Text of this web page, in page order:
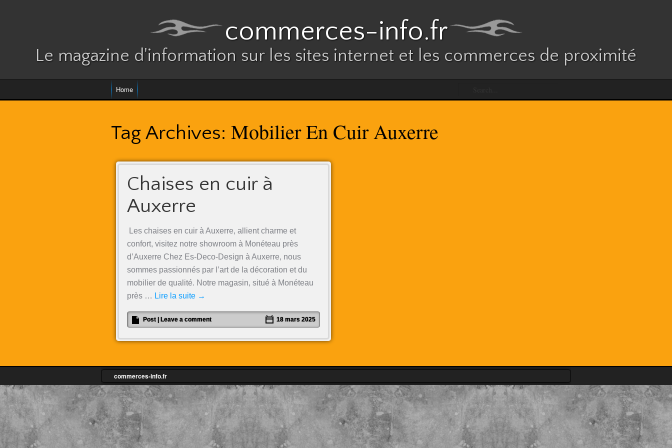
commerces-info.fr
Le magazine d'information sur les sites internet et les commerces de proximité
Home
Tag Archives: Mobilier En Cuir Auxerre
Chaises en cuir à
Auxerre
Les chaises en cuir à Auxerre, allient charme et
confort, visitez notre showroom à Monéteau près
d’Auxerre Chez Es-Deco-Design à Auxerre, nous
sommes passionnés par l’art de la décoration et du
mobilier de qualité. Notre magasin, situé à Monéteau
près … Lire la suite →
Post Leave a comment 18 mars 2025
commerces-info.fr